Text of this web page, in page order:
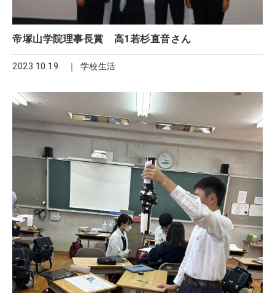
帝塚山学院理事長賞 高1若杉直音さん
2023.10.19 学校生活